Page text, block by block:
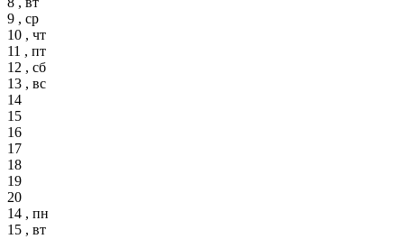
9 , ср
10 , чт
11 , пт
12 , сб
13 , вс
14
15
16
17
18
19
20
14 , пн
15 , вт